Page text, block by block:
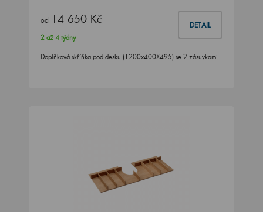
od 14 650 Kč DETAIL
2 až 4 týdny
Doplňková skříňka pod desku (1200x400X495) se 2 zásuvkami